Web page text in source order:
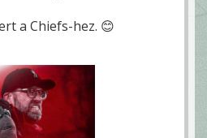
a Chiefs-hez. 😊